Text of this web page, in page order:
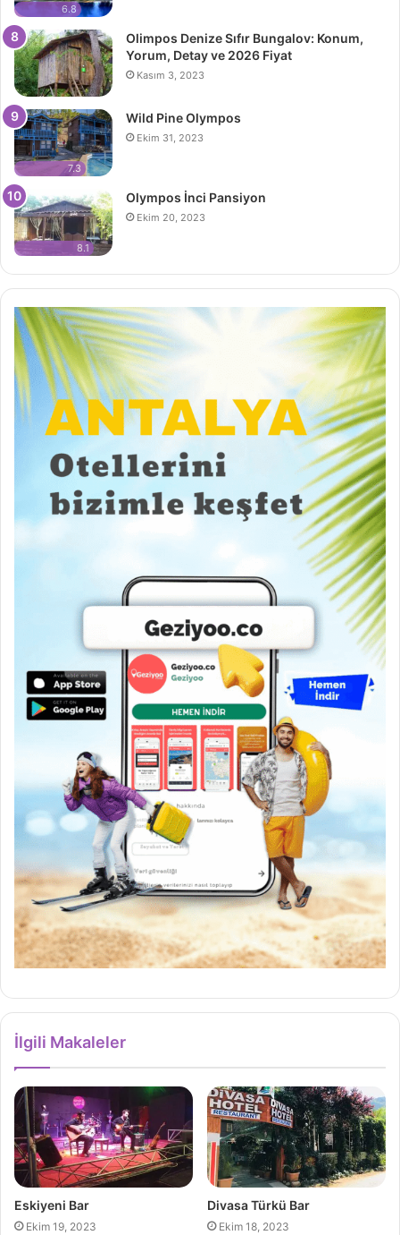
6.8
Olimpos Denize Sıfır Bungalov: Konum,
Yorum, Detay ve 2026 Fiyat
Kasım 3, 2023
7.3
Wild Pine Olympos
Ekim 31, 2023
8.1
Olympos İnci Pansiyon
Ekim 20, 2023
İlgili Makaleler
Eskiyeni Bar
Ekim 19, 2023
Divasa Türkü Bar
Ekim 18, 2023